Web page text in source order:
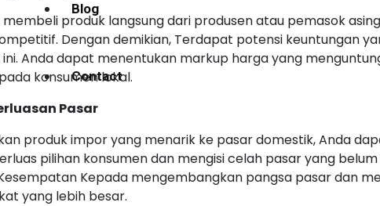
Blog
Contact
produk langsung dari produsen atau pemasok
Dengan demikian, Terdapat potensi keuntungan
Anda dapat menentukan markup harga yang
konsumen lokal.
Pasar
produk impor yang menarik ke pasar domestik, Anda
pilihan konsumen dan mengisi celah pasar yang
Kepada mengembangkan pangsa pasar dan
yang lebih besar.